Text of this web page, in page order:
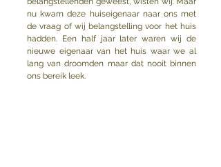
nu kwam deze huiseigenaar naar ons met
de vraag of wij belangstelling voor het huis
hadden. Een half jaar later waren wij de
nieuwe eigenaar van het huis waar we al
lang van droomden maar dat nooit binnen
ons bereik leek.